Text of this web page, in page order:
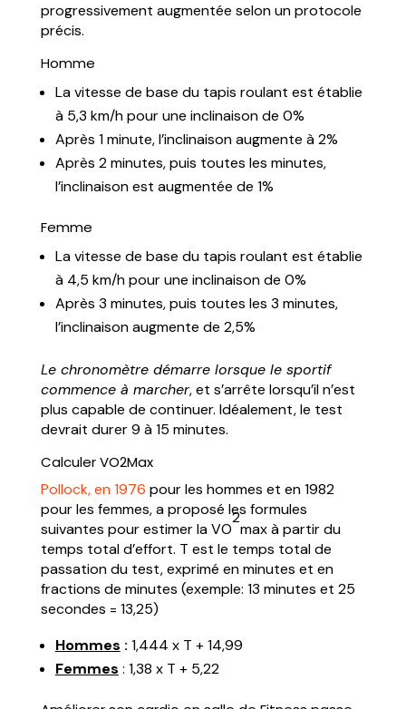
progressivement augmentée selon un protocole
précis.
Homme
La vitesse de base du tapis roulant est établie
à 5,3 km/h pour une inclinaison de 0%
Après 1 minute, l’inclinaison augmente à 2%
Après 2 minutes, puis toutes les minutes,
l’inclinaison est augmentée de 1%
Femme
La vitesse de base du tapis roulant est établie
à 4,5 km/h pour une inclinaison de 0%
Après 3 minutes, puis toutes les 3 minutes,
l’inclinaison augmente de 2,5%
Le chronomètre démarre lorsque le sportif
commence à marcher, et s’arrête lorsqu’il n’est
plus capable de continuer. Idéalement, le test
devrait durer 9 à 15 minutes.
Calculer VO2Max
Pollock, en 1976 pour les hommes et en 1982
pour les femmes, a proposé les formules
suivantes pour estimer la VO
2
max à partir du
temps total d’effort. T est le temps total de
passation du test, exprimé en minutes et en
fractions de minutes (exemple: 13 minutes et 25
secondes = 13,25)
Hommes : 1,444 x T + 14,99
Femmes : 1,38 x T + 5,22